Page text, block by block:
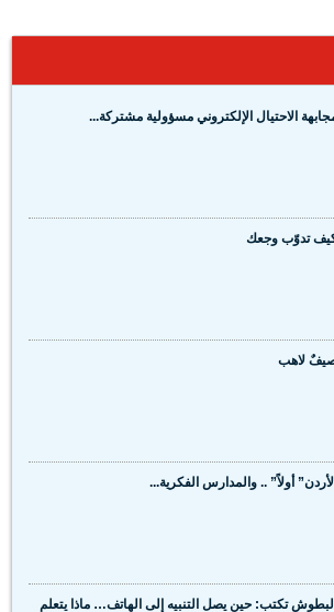
الاحتيال الإلكتروني مسؤولية مشتركة...
تدوّب وجعك
لاهب
الأردن” أولاً” .. والمدارس الفكرية...
البطوش تكتب: حين يصل التنبيه إلى الهاتف… ماذا يتعلم